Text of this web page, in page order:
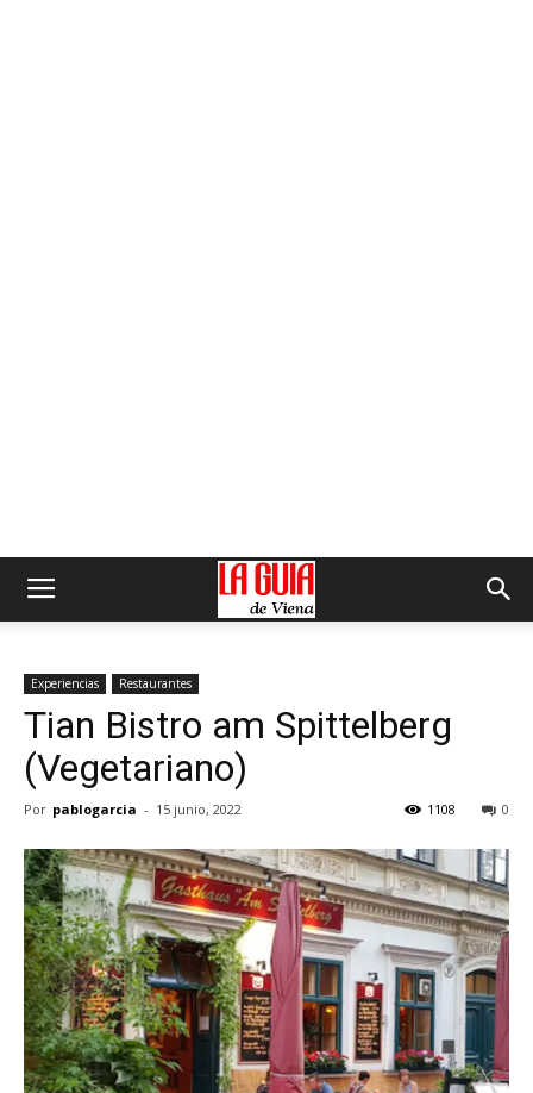
Experiencias Restaurantes
Tian Bistro am Spittelberg
(Vegetariano)
Por pablogarcia - 15 junio, 2022 0
1108